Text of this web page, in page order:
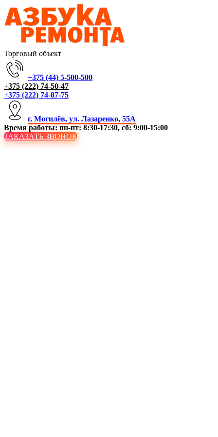
Торговый объект
+375 (44) 5-500-500
+375 (222) 74-50-47
+375 (222) 74-87-75
г. Могилёв, ул. Лазаренко, 55А
Время работы: пн-пт: 8:30-17:30, сб: 9:00-15:00
ЗАКАЗАТЬ ЗВОНОК